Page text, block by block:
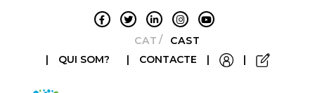
CATALÀCASTELLANO
|
QUI SOM? | CONTACTE | |